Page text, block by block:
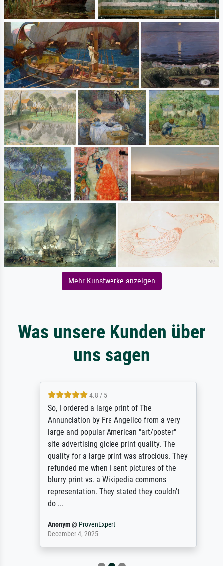
Mehr Kunstwerke anzeigen
Was unsere Kunden über
uns sagen
4.8 / 5
So, I ordered a large print of The
Annunciation by Fra Angelico from a very
large and popular American "art/poster"
site advertising giclee print quality. The
quality for a large print was atrocious. They
refunded me when I sent pictures of the
blurry print vs. a Wikipedia commons
representation. They stated they couldn't
do ...
Anonym@ProvenExpert
December 4, 2025